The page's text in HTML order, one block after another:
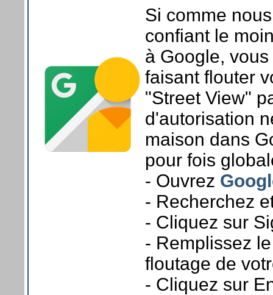
Si comme
confiant le
à Google,
faisant flouter
"Street View"
d'autorisation
maison dans
pour fois
- Ouvrez
- Recherchez
- Cliquez sur
- Remplissez
floutage de
- Cliquez sur